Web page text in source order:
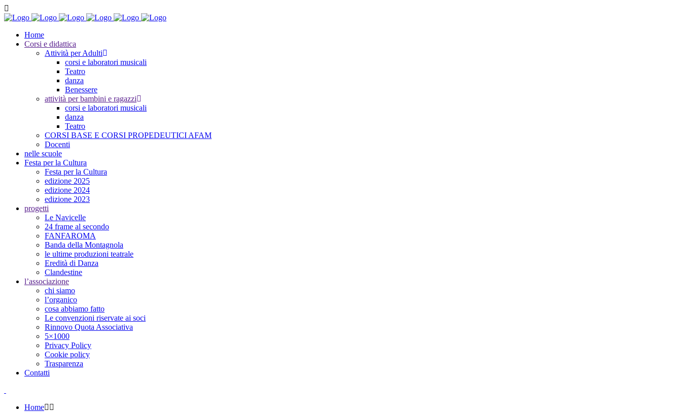
Home
Corsi e didattica
Attività per Adulti
corsi e laboratori musicali
Teatro
danza
Benessere
attività per bambini e ragazzi
corsi e laboratori musicali
danza
Teatro
CORSI BASE E CORSI PROPEDEUTICI AFAM
Docenti
nelle scuole
Festa per la Cultura
Festa per la Cultura
edizione 2025
edizione 2024
edizione 2023
progetti
Le Navicelle
24 frame al secondo
FANFAROMA
Banda della Montagnola
le ultime produzioni teatrale
Eredità di Danza
Clandestine
l’associazione
chi siamo
l’organico
cosa abbiamo fatto
Le convenzioni riservate ai soci
Rinnovo Quota Associativa
5×1000
Privacy Policy
Cookie policy
Trasparenza
Contatti
Home